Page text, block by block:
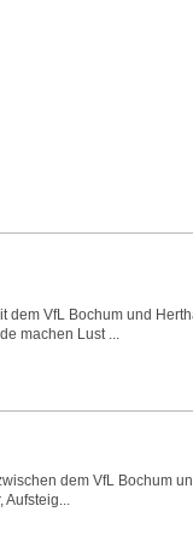
VfL Bochum und
machen Lust ...
dem VfL Bochum
Aufsteig...